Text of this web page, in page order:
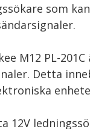
som
M12 PL-
Detta
12V